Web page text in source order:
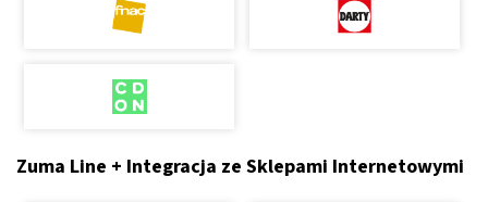
Zuma Line + Integracja ze Sklepami Internetowymi